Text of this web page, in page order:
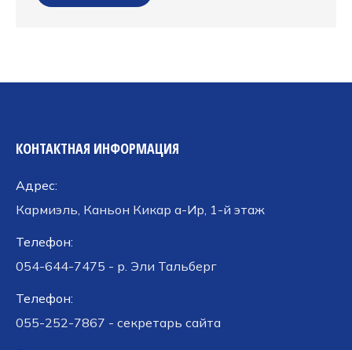
КОНТАКТНАЯ ИНФОРМАЦИЯ
Адрес:
Кармиэль, Каньон Кикар а-Ир, 1-й этаж
Телефон:
054-644-7475 - р. Эли Тальберг
Телефон:
055-252-7867 - секретарь сайта